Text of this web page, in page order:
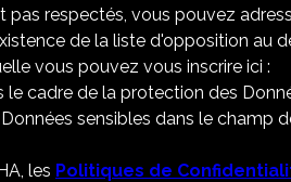
respectés, vous pouvez
de la liste d'opposition au
vous pouvez vous inscrire ici :
le cadre de la protection des
sensibles dans le champ
les Politiques de